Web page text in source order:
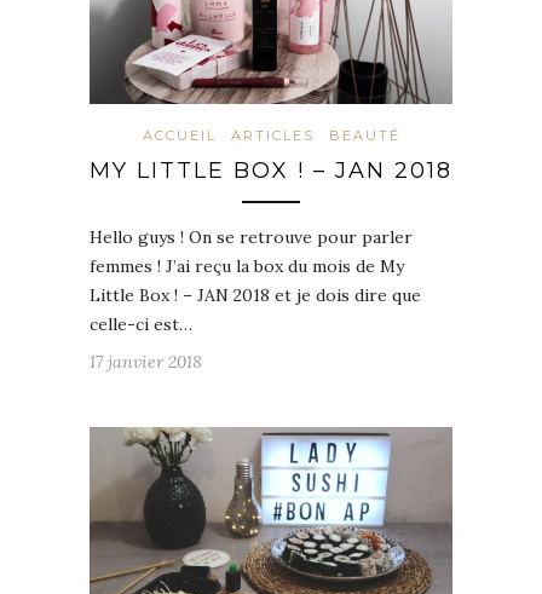
ACCUEIL ARTICLES BEAUTÉ
MY LITTLE BOX ! – JAN 2018
Hello guys ! On se retrouve pour parler
femmes ! J’ai reçu la box du mois de My
Little Box ! – JAN 2018 et je dois dire que
celle-ci est…
17 janvier 2018